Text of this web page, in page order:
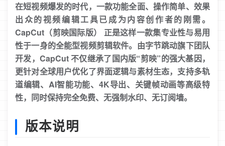
在短视频爆发的时代，一款功能全面、操作简单、效果
出众的视频编辑工具已成为内容创作者的刚需。
CapCut（剪映国际版） 正是这样一款集专业性与易用
性于一身的全能型视频剪辑软件。由字节跳动旗下团队
开发，CapCut 不仅继承了国内版“剪映”的强大基因，
更针对全球用户优化了界面逻辑与素材生态，支持多轨
道编辑、AI智能功能、4K导出、关键帧动画等高级特
性，同时保持完全免费、无强制水印、无订阅墙。
版本说明